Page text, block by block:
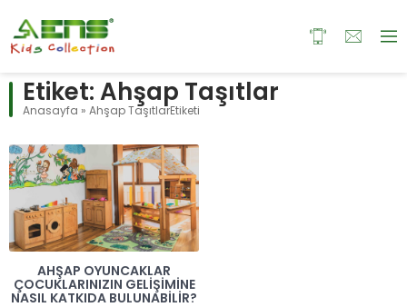
Etiket: Ahşap Taşıtlar
Anasayfa » Ahşap TaşıtlarEtiketi
AHŞAP OYUNCAKLAR
ÇOCUKLARINIZIN GELIŞIMINE
NASIL KATKIDA BULUNABILIR?